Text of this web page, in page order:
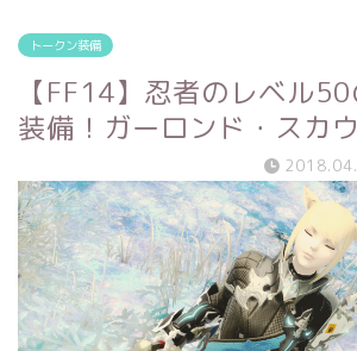
トークン装備
【FF14】忍者のレベル
装備！ガーロンド・スカ